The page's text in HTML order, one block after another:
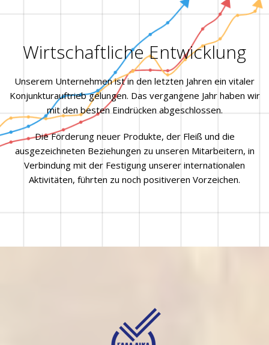
Wirtschaftliche Entwicklung
Unserem Unternehmen ist in den letzten Jahren ein vitaler
Konjunkturauftrieb gelungen. Das vergangene Jahr haben wir
mit den besten Eindrücken abgeschlossen.
Die Förderung neuer Produkte, der Fleiß und die
ausgezeichneten Beziehungen zu unseren Mitarbeitern, in
Verbindung mit der Festigung unserer internationalen
Aktivitäten, führten zu noch positiveren Vorzeichen.